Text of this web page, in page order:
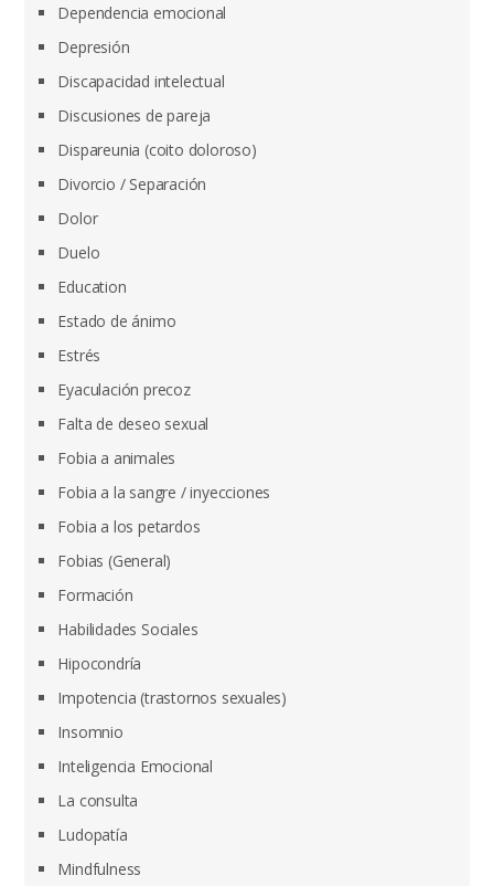
Dependencia emocional
Depresión
Discapacidad intelectual
Discusiones de pareja
Dispareunia (coito doloroso)
Divorcio / Separación
Dolor
Duelo
Education
Estado de ánimo
Estrés
Eyaculación precoz
Falta de deseo sexual
Fobia a animales
Fobia a la sangre / inyecciones
Fobia a los petardos
Fobias (General)
Formación
Habilidades Sociales
Hipocondría
Impotencia (trastornos sexuales)
Insomnio
Inteligencia Emocional
La consulta
Ludopatía
Mindfulness